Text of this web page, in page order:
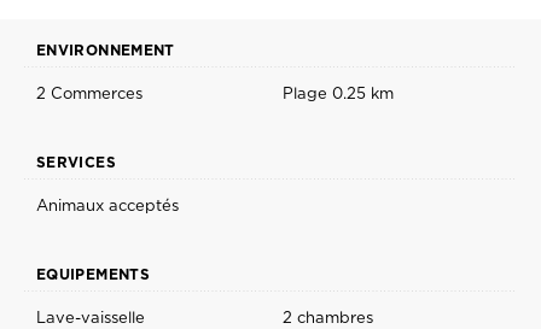
ENVIRONNEMENT
2 Commerces Plage 0.25 km
SERVICES
Animaux acceptés
EQUIPEMENTS
Lave-vaisselle
2 chambres